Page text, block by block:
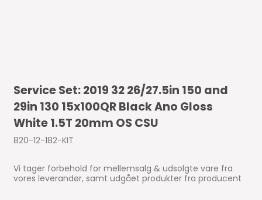
Service Set: 2019 32 26/27.5in 150 and
29in 130 15x100QR Black Ano Gloss
White 1.5T 20mm OS CSU
820-12-182-KIT
Vi tager forbehold for mellemsalg & udsolgte vare fra
vores leverandør, samt udgået produkter fra producent